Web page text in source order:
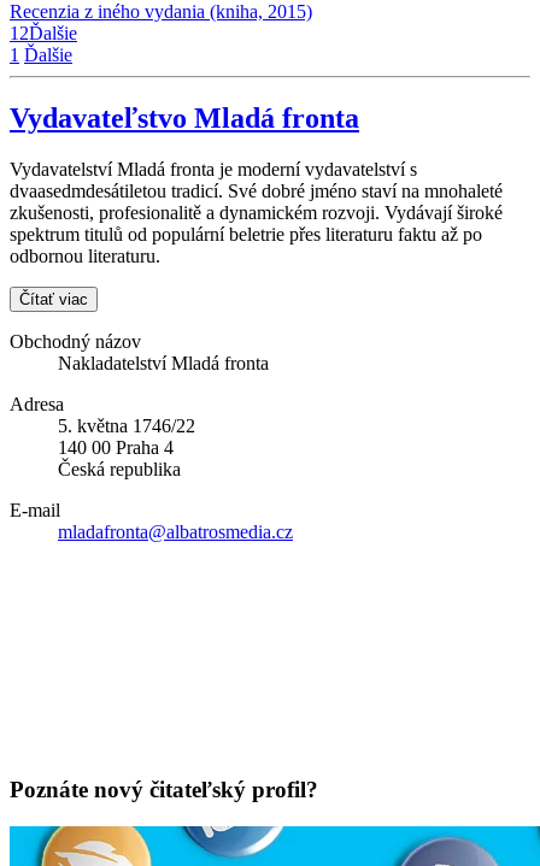
Recenzia z iného vydania (kniha, 2015)
1 2Ďalšie
1 Ďalšie
Vydavateľstvo Mladá fronta
Vydavatelství Mladá fronta je moderní vydavatelství s
dvaasedmdesátiletou tradicí. Své dobré jméno staví na mnohaleté
zkušenosti, profesionalitě a dynamickém rozvoji. Vydávají široké
spektrum titulů od populární beletrie přes literaturu faktu až po
odbornou literaturu.
Čítať viac
Obchodný názov
Nakladatelství Mladá fronta
Adresa
5. května 1746/22
140 00 Praha 4
Česká republika
E-mail
mladafronta@albatrosmedia.cz
Poznáte nový čitateľský profil?